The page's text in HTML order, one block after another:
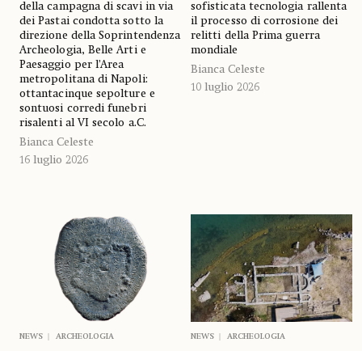
della campagna di scavi in via
dei Pastai condotta sotto la
direzione della Soprintendenza
Archeologia, Belle Arti e
Paesaggio per l’Area
metropolitana di Napoli:
ottantacinque sepolture e
sontuosi corredi funebri
risalenti al VI secolo a.C.
Bianca Celeste
16 luglio 2026
sofisticata tecnologia rallenta
il processo di corrosione dei
relitti della Prima guerra
mondiale
Bianca Celeste
10 luglio 2026
NEWS ARCHEOLOGIA NEWS ARCHEOLOGIA